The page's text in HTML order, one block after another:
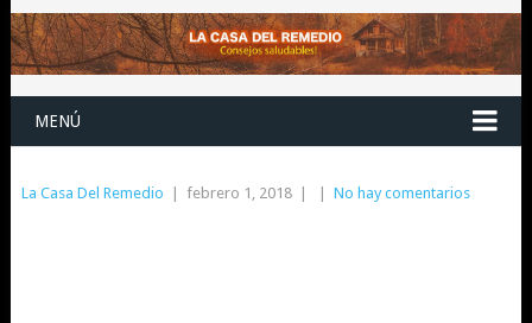
MENÚ
La Casa Del Remedio febrero 1, 2018 No hay comentarios